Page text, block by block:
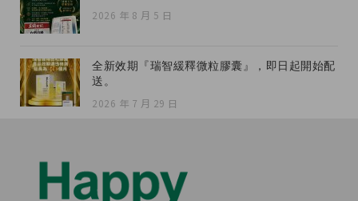
2026 年 8 月 5 日
全新效期『瑞智緩釋微粒膠囊』，即日起開始配
送。
2026 年 7 月 29 日